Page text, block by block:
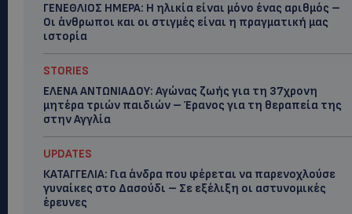
ΓΕΝΕΘΛΙΟΣ ΗΜΕΡΑ: Η ηλικία είναι μόνο ένας αριθμός –
Οι άνθρωποι και οι στιγμές είναι η πραγματική μας
ιστορία
STORIES
ΕΛΕΝΑ ΑΝΤΩΝΙΑΔΟΥ: Αγώνας ζωής για τη 37χρονη
μητέρα τριών παιδιών – Έρανος για τη θεραπεία της
στην Αγγλία
UPDATES
ΚΑΤΑΓΓΕΛΙΑ: Για άνδρα που φέρεται να παρενοχλούσε
γυναίκες στο Δασούδι – Σε εξέλιξη οι αστυνομικές
έρευνες